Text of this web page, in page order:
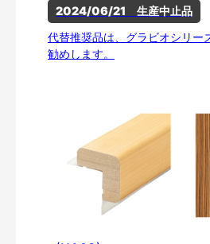
2024/06/21　生産中止品
代替推奨品は、グラビオシリ
勧めします。